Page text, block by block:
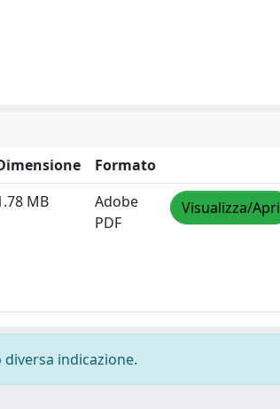
Formato
MB
Adobe
PDF
Visualizza/Apri
indicazione.